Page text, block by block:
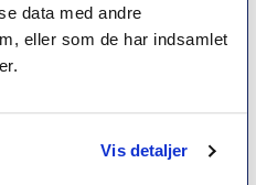
data med andre
eller som de har indsamlet
Vis detaljer